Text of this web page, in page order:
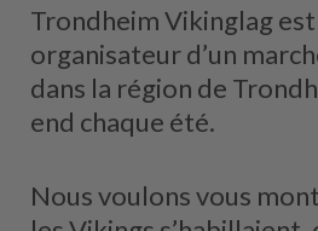
Trondheim Vikinglag
organisateur d’un
dans la région de
end chaque été.
Nous voulons vous